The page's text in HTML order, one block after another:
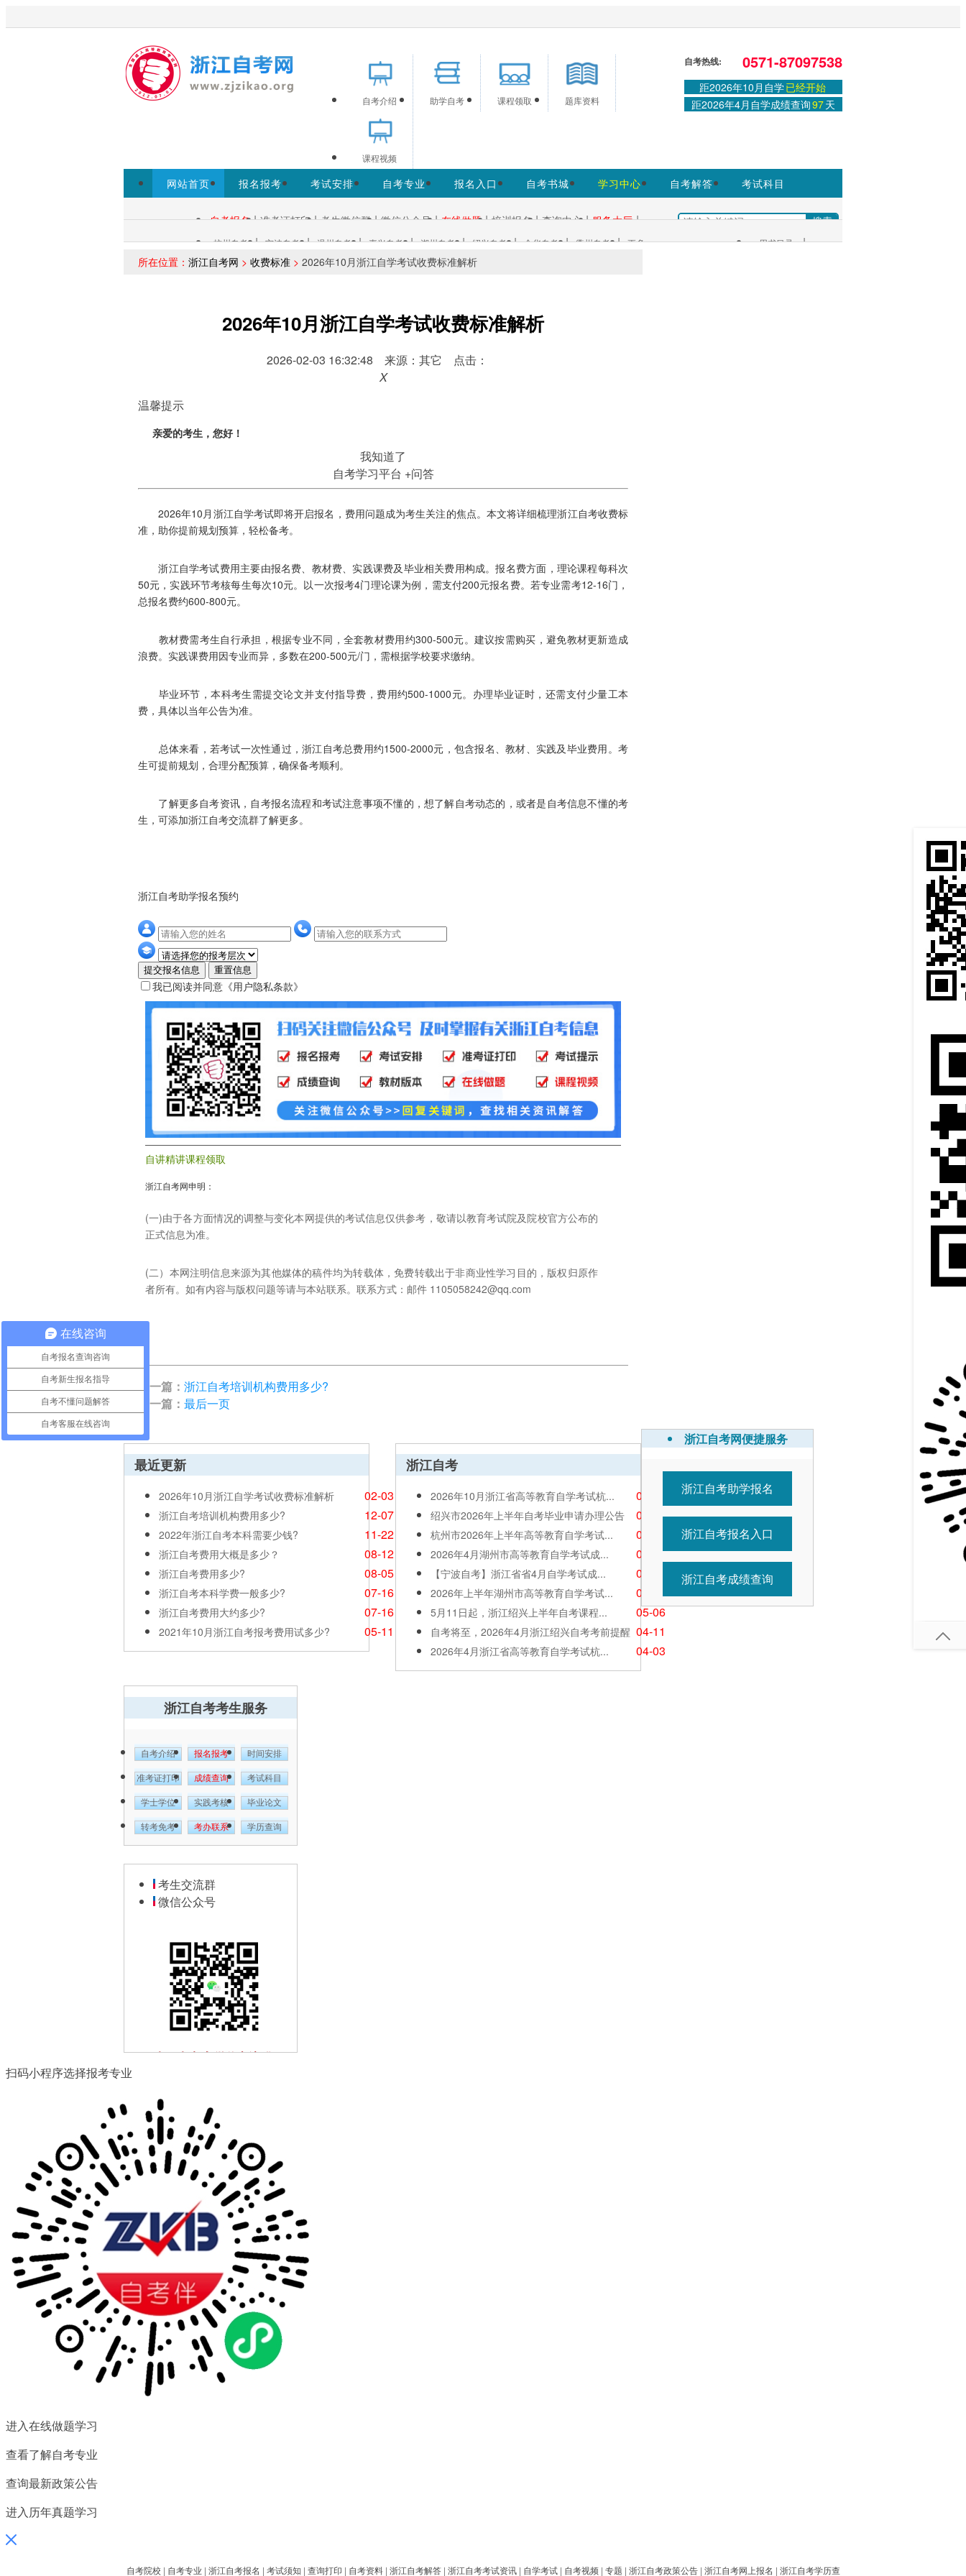
欢迎访问浙江自考网！为考生提供浙江自考信息服务，网站信息供学习交流使用，非政府官方网站，官方信息以浙江教育考试院
www.zjzs.net为准。
登录或注册|学习中心
自考介绍 助学自考 课程领取 题库资料
课程视频
自考热线: 0571-87097538
距2026年10月自学已经开始
距2026年4月自学成绩查询97天
网站首页 报名报考 考试安排 自考专业 报名入口 自考书城 学习中心 自考解答
考试科目
自考报名 | 准考证打印 | 考生微信群 | 微信公众号 | 在线做题 | 培训报名 | 查询中心 | 服务大厅 |
各市自考：
杭州自考 | 宁波自考 | 温州自考 | 嘉兴自考 | 湖州自考 | 绍兴自考 | 金华自考 | 衢州自考 | 更多+ 用书目录 |
所在位置： 浙江自考网 > 收费标准 > 2026年10月浙江自学考试收费标准解析
2026年10月浙江自学考试收费标准解析
2026-02-03 16:32:48 来源：其它 点击：
X
温馨提示
亲爱的考生，您好！
我知道了
自考学习平台 +问答
2026年10月浙江自学考试即将开启报名，费用问题成为考生关注的焦点。本文将详细梳理浙江自考收费标
准，助你提前规划预算，轻松备考。
浙江自学考试费用主要由报名费、教材费、实践课费及毕业相关费用构成。报名费方面，理论课程每科次
50元，实践环节考核每生每次10元。以一次报考4门理论课为例，需支付200元报名费。若专业需考12-16门，
总报名费约600-800元。
教材费需考生自行承担，根据专业不同，全套教材费用约300-500元。建议按需购买，避免教材更新造成
浪费。实践课费用因专业而异，多数在200-500元/门，需根据学校要求缴纳。
毕业环节，本科考生需提交论文并支付指导费，费用约500-1000元。办理毕业证时，还需支付少量工本
费，具体以当年公告为准。
总体来看，若考试一次性通过，浙江自考总费用约1500-2000元，包含报名、教材、实践及毕业费用。考
生可提前规划，合理分配预算，确保备考顺利。
了解更多自考资讯，自考报名流程和考试注意事项不懂的，想了解自考动态的，或者是自考信息不懂的考
生，可添加浙江自考交流群了解更多。
浙江自考助学报名预约
提交报名信息 重置信息
我已阅读并同意 《用户隐私条款》
自讲精讲课程领取
浙江自考网申明：
(一)由于各方面情况的调整与变化本网提供的考试信息仅供参考，敬请以教育考试院及院校官方公布的
正式信息为准。
(二）本网注明信息来源为其他媒体的稿件均为转载体，免费转载出于非商业性学习目的，版权归原作
者所有。如有内容与版权问题等请与本站联系。联系方式：邮件 1105058242@qq.com
上一篇： 浙江自考培训机构费用多少?
下一篇： 最后一页
最近更新
2026年10月浙江自学考试收费标准解析 02-03
浙江自考培训机构费用多少? 12-07
2022年浙江自考本科需要少钱? 11-22
浙江自考费用大概是多少？ 08-12
浙江自考费用多少? 08-05
浙江自考本科学费一般多少? 07-16
浙江自考费用大约多少? 07-16
2021年10月浙江自考报考费用试多少? 05-11
浙江自考
2026年10月浙江省高等教育自学考试杭... 07-01
绍兴市2026年上半年自考毕业申请办理公告 05-26
杭州市2026年上半年高等教育自学考试... 05-26
2026年4月湖州市高等教育自学考试成... 05-11
【宁波自考】浙江省省4月自学考试成... 05-11
2026年上半年湖州市高等教育自学考试... 05-07
5月11日起，浙江绍兴上半年自考课程... 05-06
自考将至，2026年4月浙江绍兴自考考前提醒 04-11
2026年4月浙江省高等教育自学考试杭... 04-03
浙江自考网便捷服务
浙江自考助学报名
浙江自考报名入口
浙江自考成绩查询
浙江自考考生服务
自考介绍 报名报考 时间安排
准考证打印 成绩查询 考试科目
学士学位 实践考核 毕业论文
转考免考 考办联系 学历查询
考生交流群
微信公众号
扫一扫加入微信交流群
扫一扫关注微信公众号
随时获取自考信息以及各类学
习资料、学习方法、教程。
扫码小程序选择报考专业
进入在线做题学习
查看了解自考专业
查询最新政策公告
进入历年真题学习
自考院校| 自考专业 | 浙江自考报名 | 考试须知 | 查询打印 | 自考资料| 浙江自考解答| 浙江自考考试资讯| 自学考试| 自考视频| 专题 | 浙江自考政策公告| 浙江自考网上报名 | 浙江自考学历查
在线咨询
自考报名查询咨询
自考新生报名指导
自考不懂问题解答
自考客服在线咨询